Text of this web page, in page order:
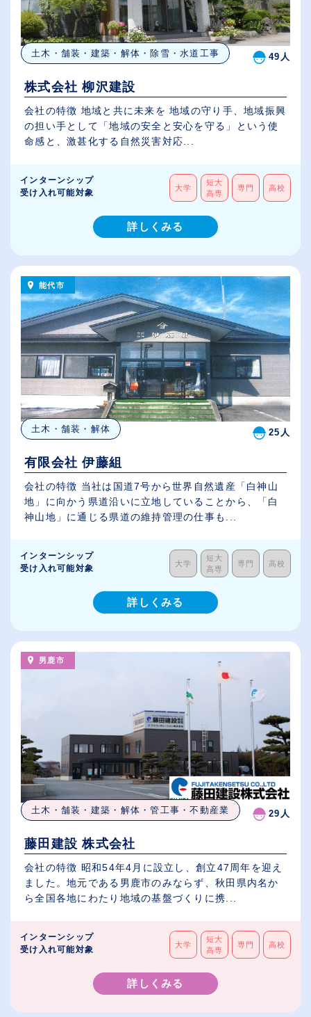
土木・舗装・建築・解体・除雪・水道工事 49人
株式会社 柳沢建設
会社の特徴 地域と共に未来を 地域の守り手、地域振興
の担い手として「地域の安全と安心を守る」という使
命感と、激甚化する自然災害対応...
インターンシップ
受け入れ可能対象
大学
短大
高専
専門 高校
詳しくみる
能代市
土木・舗装・解体 25人
有限会社 伊藤組
会社の特徴 当社は国道7号から世界自然遺産「白神山
地」に向かう県道沿いに立地していることから、「白
神山地」に通じる県道の維持管理の仕事も...
インターンシップ
受け入れ可能対象
大学
短大
高専
専門 高校
詳しくみる
男鹿市
土木・舗装・建築・解体・管工事・不動産業 29人
藤田建設 株式会社
会社の特徴 昭和54年4月に設立し、創立47周年を迎え
ました。地元である男鹿市のみならず、秋田県内名か
ら全国各地にわたり地域の基盤づくりに携...
インターンシップ
受け入れ可能対象
大学
短大
高専
専門 高校
詳しくみる